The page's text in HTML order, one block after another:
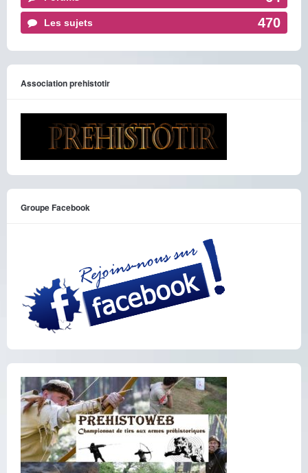
Les sujets 470
Association prehistotir
Groupe Facebook